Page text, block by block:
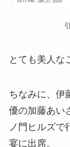
とても美人な
ちなみに、伊
優の加藤あい
ノ門ヒルズで
宴に出席。